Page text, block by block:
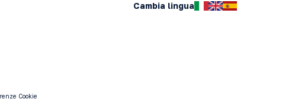
Cambia lingua
Cookie